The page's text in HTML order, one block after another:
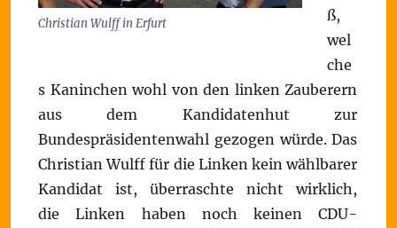
Christian Wulff in Erfurt
ß,
wel
che
s Kaninchen wohl von den linken Zauberern
aus dem Kandidatenhut zur
Bundespräsidentenwahl gezogen würde. Das
Christian Wulff für die Linken kein wählbarer
Kandidat ist, überraschte nicht wirklich,
die Linken haben noch keinen CDU-